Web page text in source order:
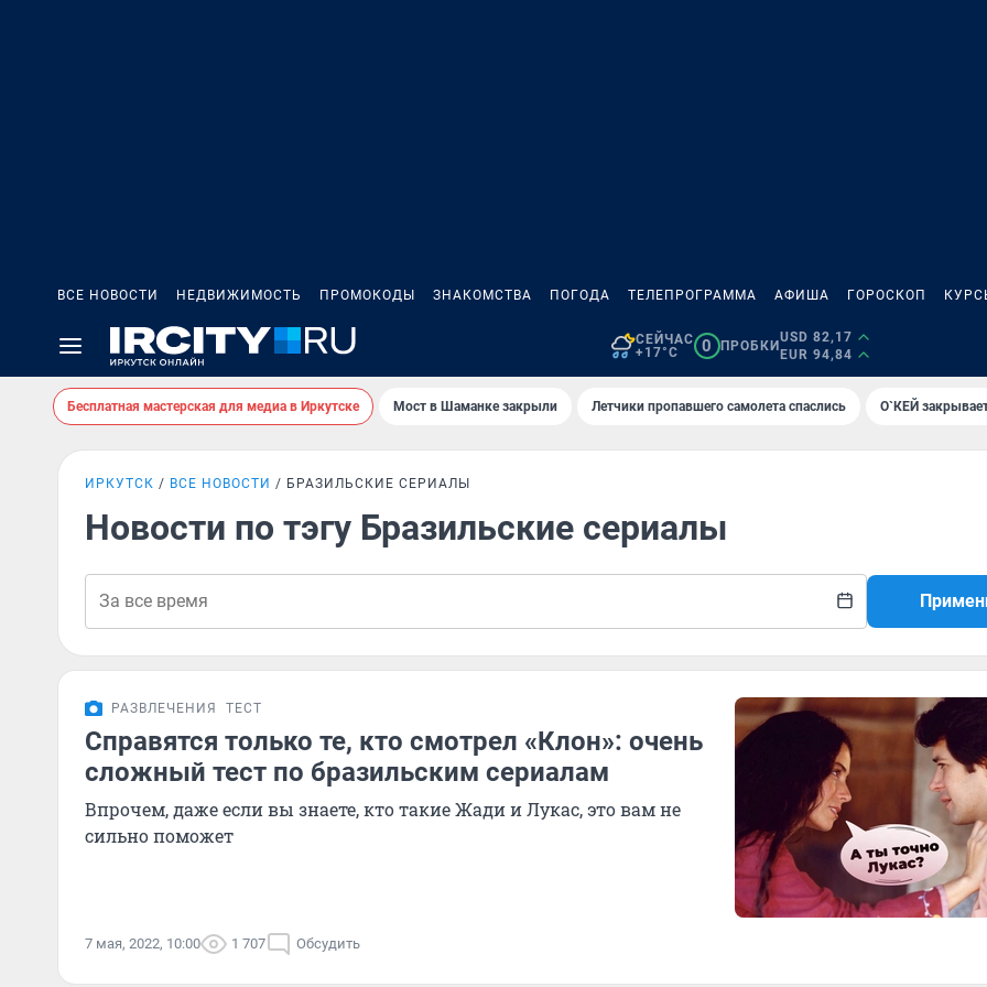
ВСЕ НОВОСТИ НЕДВИЖИМОСТЬ ПРОМОКОДЫ ЗНАКОМСТВА ПОГОДА ТЕЛЕПРОГРАММА АФИША ГОРОСКОП
СЕЙЧАС
+17°C
0 ПРОБКИ
USD 82,17
EUR 94,84
Бесплатная мастерская для медиа в Иркутске Мост в Шаманке закрыли Летчики пропавшего самолета спаслись О`КЕЙ
ИРКУТСК ВСЕ НОВОСТИ БРАЗИЛЬСКИЕ СЕРИАЛЫ
Новости по тэгу Бразильские сериалы
РАЗВЛЕЧЕНИЯ ТЕСТ
Справятся только те, кто смотрел «Клон»: очень
сложный тест по бразильским сериалам
Впрочем, даже если вы знаете, кто такие Жади и Лукас, это вам не
сильно поможет
7 мая, 2022, 10:00 1 707 Обсудить